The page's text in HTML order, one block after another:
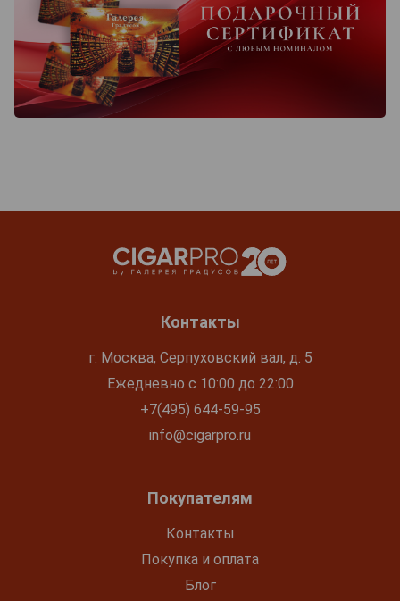
Контакты
г. Москва, Серпуховский вал, д. 5
Ежедневно с 10:00 до 22:00
+7(495) 644-59-95
info@cigarpro.ru
Покупателям
Контакты
Покупка и оплата
Блог